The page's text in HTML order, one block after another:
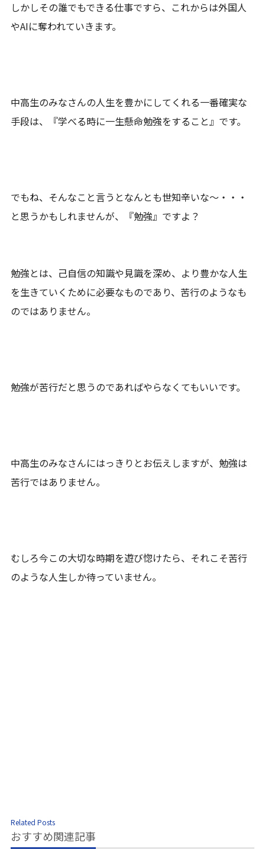
しかしその誰でもできる仕事ですら、これからは外国人
やAIに奪われていきます。
中高生のみなさんの人生を豊かにしてくれる一番確実な
手段は、『学べる時に一生懸命勉強をすること』です。
でもね、そんなこと言うとなんとも世知辛いな～・・・
と思うかもしれませんが、『勉強』ですよ？
勉強とは、己自信の知識や見識を深め、より豊かな人生
を生きていくために必要なものであり、苦行のようなも
のではありません。
勉強が苦行だと思うのであればやらなくてもいいです。
中高生のみなさんにはっきりとお伝えしますが、勉強は
苦行ではありません。
むしろ今この大切な時期を遊び惚けたら、それこそ苦行
のような人生しか待っていません。
Related Posts
おすすめ関連記事